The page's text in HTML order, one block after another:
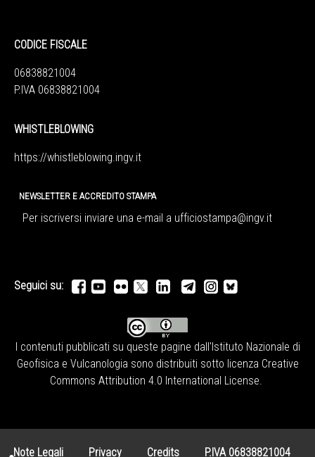
CODICE FISCALE
06838821004
P.IVA 06838821004
WHISTLEBLOWING
https://whistleblowing.ingv.it
NEWSLETTER E ACCREDITO STAMPA
Per iscriversi inviare una e-mail a ufficiostampa@ingv.it
Seguici su:
I contenuti pubblicati su queste pagine dall' Istituto Nazionale di
Geofisica e Vulcanologia sono distribuiti sotto licenza Creative
Commons Attribution 4.0 International License.
Note Legali Privacy Credits P.IVA 06838821004